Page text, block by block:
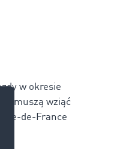
w okresie
muszą wziąć
Île-de-France